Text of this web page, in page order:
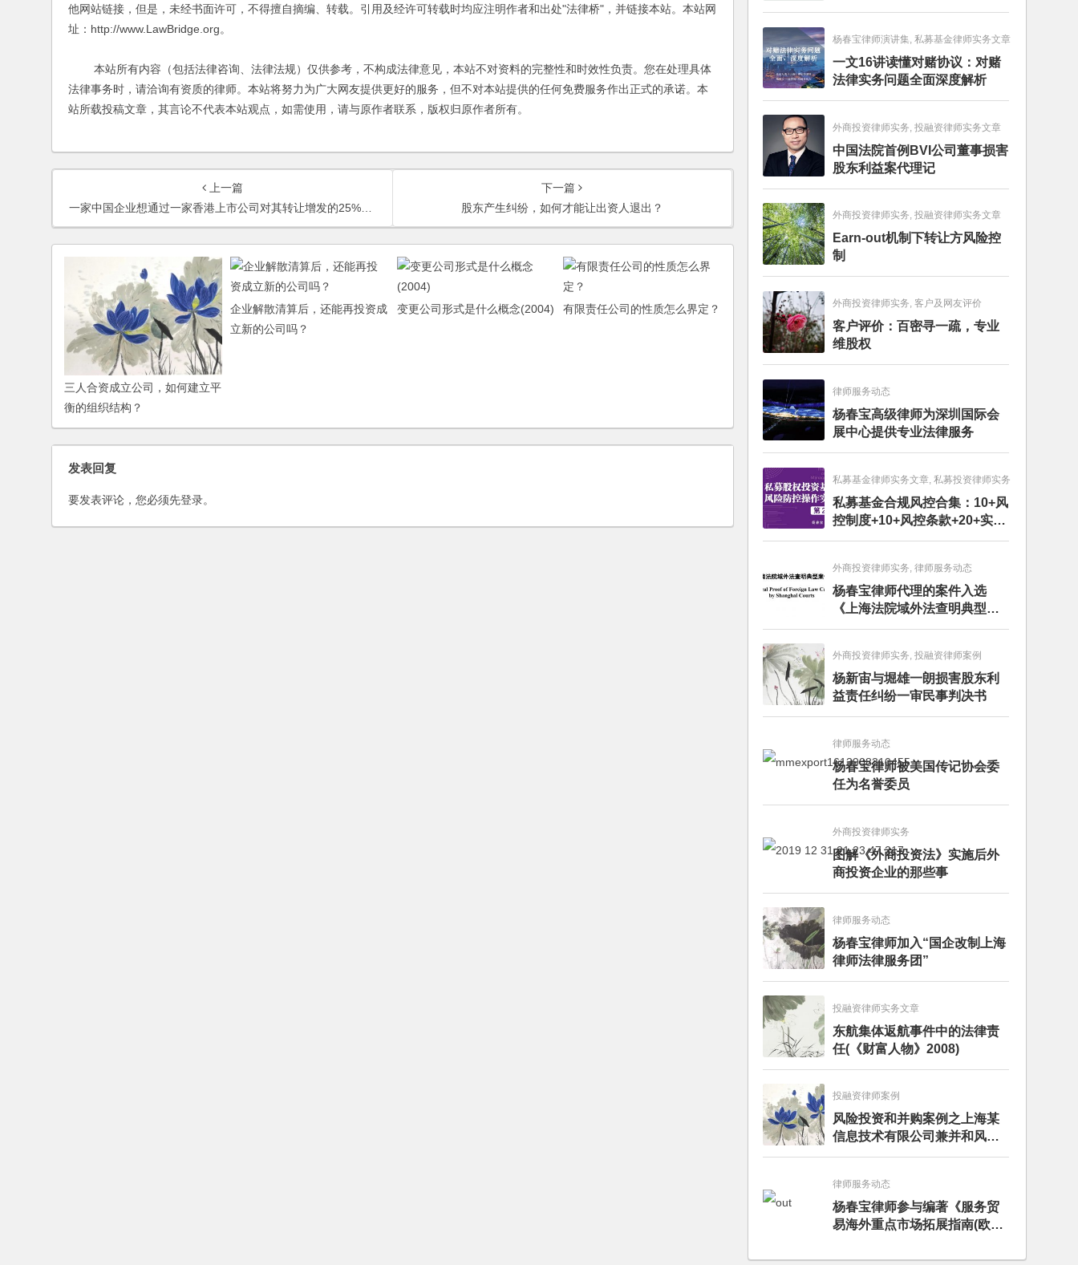
他网站链接，但是，未经书面许可，不得擅自摘编、转载。引用及经许可转载时均应注明作者和出处"法律桥"，并链接本站。本站网
址：http://www.LawBridge.org。
本站所有内容（包括法律咨询、法律法规）仅供参考，不构成法律意见，本站不对资料的完整性和时效性负责。您在处理具体
法律事务时，请洽询有资质的律师。本站将努力为广大网友提供更好的服务，但不对本站提供的任何免费服务作出正式的承诺。本
站所载投稿文章，其言论不代表本站观点，如需使用，请与原作者联系，版权归原作者所有。
上一篇
一家中国企业想通过一家香港上市公司对其转让增发的25%的股份的方式，达到在香港主板上市的目的，请问如这样上市是否可行？
下一篇
股东产生纠纷，如何才能让出资人退出？
三人合资成立公司，如何建立平
衡的组织结构？
企业解散清算后，还能再投资成
立新的公司吗？
变更公司形式是什么概念(2004) 有限责任公司的性质怎么界定？
发表回复
要发表评论，您必须先登录。
杨春宝律师演讲集, 私募基金律师实务文章
一文16讲读懂对赌协议：对赌
法律实务问题全面深度解析
外商投资律师实务, 投融资律师实务文章
中国法院首例BVI公司董事损害
股东利益案代理记
外商投资律师实务, 投融资律师实务文章
Earn-out机制下转让方风险控
制
外商投资律师实务, 客户及网友评价
客户评价：百密寻一疏，专业
维股权
律师服务动态
杨春宝高级律师为深圳国际会
展中心提供专业法律服务
私募基金律师实务文章, 私募投资律师实务
私募基金合规风控合集：10+风
控制度+10+风控条款+20+实务
文章+每月动态
外商投资律师实务, 律师服务动态
杨春宝律师代理的案件入选
《上海法院域外法查明典型案
例》
外商投资律师实务, 投融资律师案例
杨新宙与堀雄一朗损害股东利
益责任纠纷一审民事判决书
律师服务动态
杨春宝律师被美国传记协会委
任为名誉委员
外商投资律师实务
图解《外商投资法》实施后外
商投资企业的那些事
律师服务动态
杨春宝律师加入“国企改制上海
律师法律服务团”
投融资律师实务文章
东航集体返航事件中的法律责
任(《财富人物》2008)
投融资律师案例
风险投资和并购案例之上海某
信息技术有限公司兼并和风险
投资服务
律师服务动态
杨春宝律师参与编著《服务贸
易海外重点市场拓展指南(欧洲